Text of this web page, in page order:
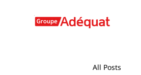
All Posts